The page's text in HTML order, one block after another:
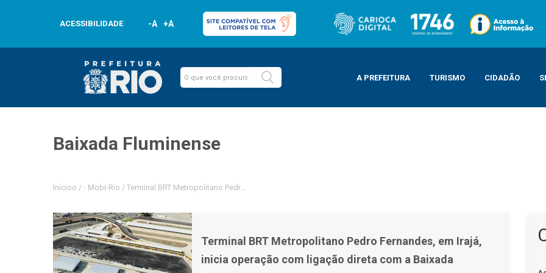
ACESSIBILIDADE -A +A
A PREFEITURA TURISMO CIDADÃO
Baixada Fluminense
Inícioo / - Mobi-Rio / Terminal BRT Metropolitano Pedro Fernandes, em Irajá, inicia operação com ligação direta com a Baixada Fluminense
Terminal BRT Metropolitano Pedro Fernandes, em Irajá,
inicia operação com ligação direta com a Baixada